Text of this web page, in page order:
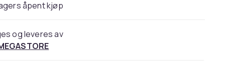
åpent kjøp
og leveres av